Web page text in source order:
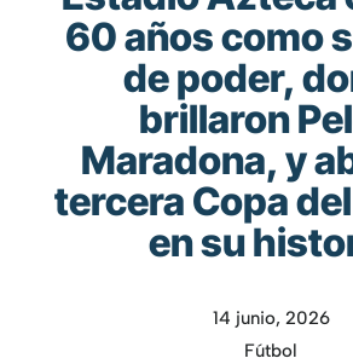
60 años como
de poder,
brillaron
Maradona, y
tercera Copa
en su
14 junio, 2026
Fútbol